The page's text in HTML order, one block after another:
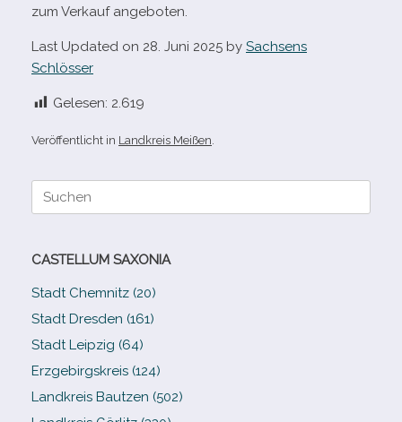
zum Verkauf angeboten.
Last Updated on 28. Juni 2025 by Sachsens
Schlösser
Gelesen: 2.619
Veröffentlicht in Landkreis Meißen
Suche
CASTELLUM SAXONIA
Stadt Chemnitz (20)
Stadt Dresden (161)
Stadt Leipzig (64)
Erzgebirgskreis (124)
Landkreis Bautzen (502)